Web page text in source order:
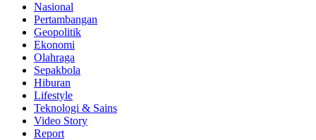
Nasional
Pertambangan
Geopolitik
Ekonomi
Olahraga
Sepakbola
Hiburan
Lifestyle
Teknologi & Sains
Video Story
Report